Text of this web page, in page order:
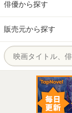
俳優から探す
販売元から探す